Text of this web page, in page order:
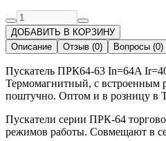
ДОБАВИТЬ В КОРЗИНУ
Описание
Отзыв (0) Вопросы (0)
Пускатель ПРК64-63 In=64A
Термомагнитный, с встроенным
поштучно. Оптом и в розницу в
Пускатели серии ПРК-64
режимов работы. Совмещают в